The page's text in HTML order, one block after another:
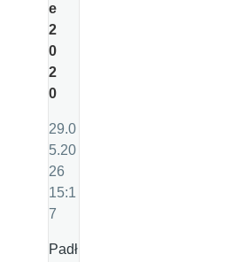
e
2
0
2
0
29.0
5.20
26
15:1
7
Padł